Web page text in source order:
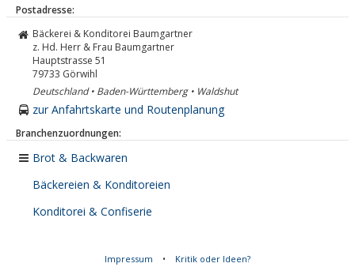
Postadresse:
Bäckerei & Konditorei Baumgartner
z. Hd. Herr & Frau Baumgartner
Hauptstrasse 51
79733 Görwihl
Deutschland • Baden-Württemberg • Waldshut
zur Anfahrtskarte und Routenplanung
Branchenzuordnungen:
Brot & Backwaren
Bäckereien & Konditoreien
Konditorei & Confiserie
Impressum • Kritik oder Ideen?